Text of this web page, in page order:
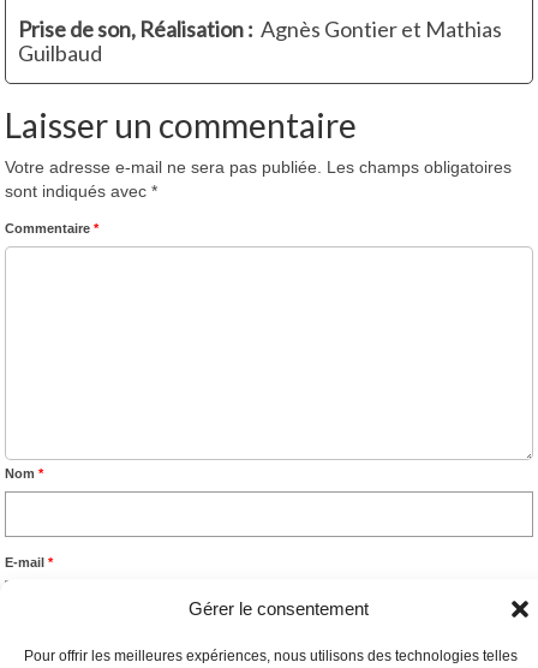
Gérer le consentement
Pour offrir les meilleures expériences, nous utilisons des technologies telles
Prise de son, Réalisation : Agnès Gontier et Mathias
Guilbaud
Laisser un commentaire
Votre adresse e-mail ne sera pas publiée.
Les champs obligatoires
sont indiqués avec*
Commentaire*
Nom*
E-mail*
Site web